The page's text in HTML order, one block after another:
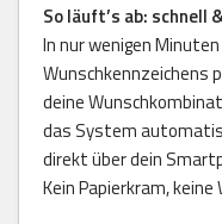
So läuft’s ab: schnell
In nur wenigen
Wunschkennzeichens
deine
das System
direkt über dein
Kein Papierkram,